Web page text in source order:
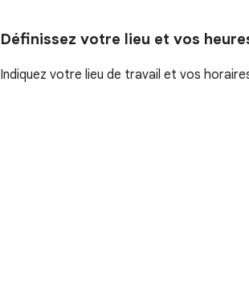
Définissez votre lieu et vos
Indiquez votre lieu de travail et vos